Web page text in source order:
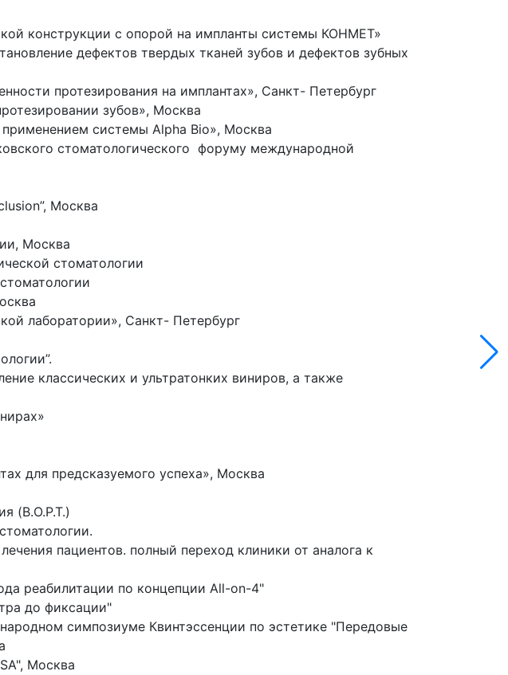
конструкции с опорой на импланты системы КОНМЕТ»
дефектов твердых тканей зубов и дефектов зубных
протезирования на имплантах», Санкт- Петербург
зубов», Москва
системы Alpha Bio», Москва
стоматологического форуму международной
Москва
Москва
стоматологии
лаборатории», Санкт- Петербург
классических и ультратонких виниров, а также
для предсказуемого успеха», Москва
(B.O.P.T.)
пациентов. полный переход клиники от аналога к
реабилитации по концепции All-on-4"
до фиксации"
симпозиуме Квинтэссенции по эстетике "Передовые
Москва